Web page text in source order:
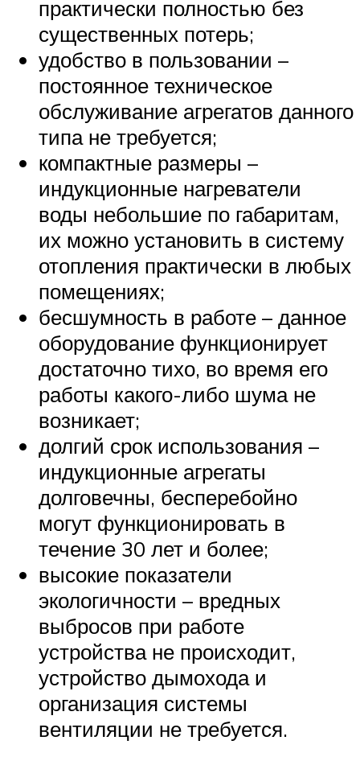
практически полностью без
существенных потерь;
удобство в пользовании –
постоянное техническое
обслуживание агрегатов данного
типа не требуется;
компактные размеры –
индукционные нагреватели
воды небольшие по габаритам,
их можно установить в систему
отопления практически в любых
помещениях;
бесшумность в работе – данное
оборудование функционирует
достаточно тихо, во время его
работы какого-либо шума не
возникает;
долгий срок использования –
индукционные агрегаты
долговечны, бесперебойно
могут функционировать в
течение 30 лет и более;
высокие показатели
экологичности – вредных
выбросов при работе
устройства не происходит,
устройство дымохода и
организация системы
вентиляции не требуется.